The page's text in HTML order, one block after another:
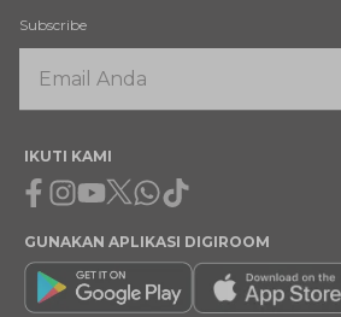
Subscribe
IKUTI KAMI
Facebook
Instagram
Youtube
X Whatsapp
Tiktok
GUNAKAN APLIKASI DIGIROOM